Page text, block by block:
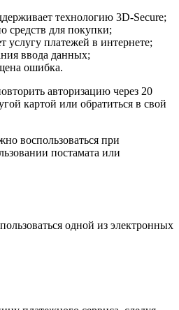
технологию 3D-Secure;
средств для покупки;
услугу платежей в интернете;
ввода данных;
ошибка.
авторизацию через 20
картой или обратиться в свой
воспользоваться при
постамата или
одной из электронных